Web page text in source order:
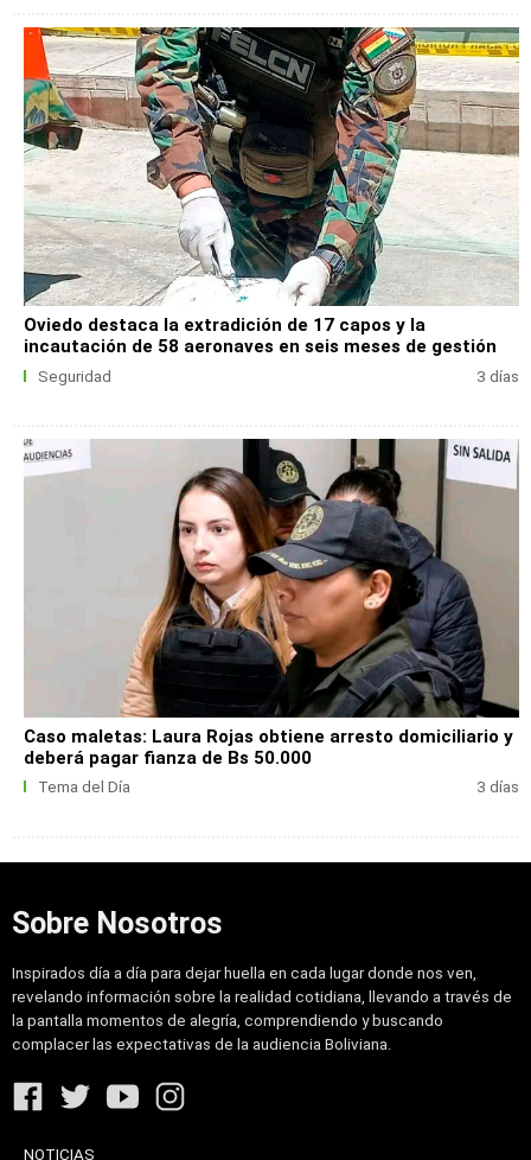
Oviedo destaca la extradición de 17 capos y la
incautación de 58 aeronaves en seis meses de gestión
Seguridad 3 días
Caso maletas: Laura Rojas obtiene arresto domiciliario y
deberá pagar fianza de Bs 50.000
Tema del Día 3 días
Sobre Nosotros
Inspirados día a día para dejar huella en cada lugar donde nos ven,
revelando información sobre la realidad cotidiana, llevando a través de
la pantalla momentos de alegría, comprendiendo y buscando
complacer las expectativas de la audiencia Boliviana.
NOTICIAS